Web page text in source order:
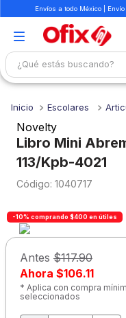
Envíos a todo México |
¿Qué estás buscando?
Escolares
Novelty
Libro Mini
113/Kpb-4021
: 1040717
-10% comprando $400 en útiles
Antes $117.90
Ahora $106.11
* Aplica con compra
seleccionados
1.
mochilas
.
libretas
3.
cuaderno
4.
cuadernos
5.
colores
6.
7.
escolar
8 .
sacapuntas